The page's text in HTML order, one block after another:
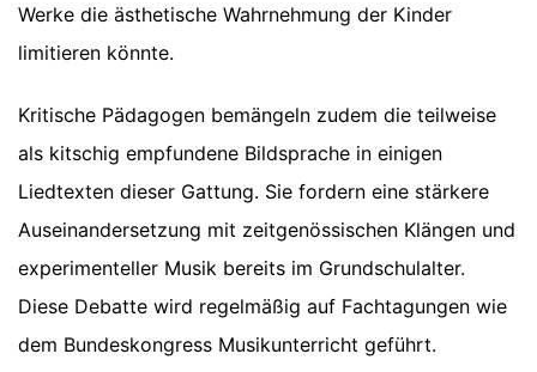
Werke die ästhetische Wahrnehmung der Kinder
limitieren könnte.
Kritische Pädagogen bemängeln zudem die teilweise
als kitschig empfundene Bildsprache in einigen
Liedtexten dieser Gattung. Sie fordern eine stärkere
Auseinandersetzung mit zeitgenössischen Klängen und
experimenteller Musik bereits im Grundschulalter.
Diese Debatte wird regelmäßig auf Fachtagungen wie
dem Bundeskongress Musikunterricht geführt.